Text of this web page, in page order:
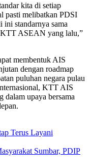
kita di setiap
pasti melibatkan PDSI
ini standarnya sama
KTT ASEAN yang lalu,”
membentuk AIS
dengan roadmap
puluhan negara pulau
KTT AIS
dalam upaya bersama
Terus Layani
Sumbar, PDIP